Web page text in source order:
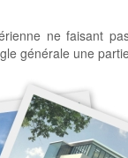
ne faisant
générale une